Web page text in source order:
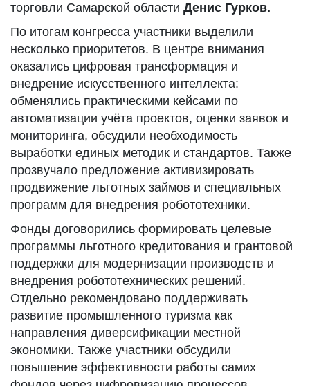
торговли Самарской области Денис Гурков.
По итогам конгресса участники выделили
несколько приоритетов. В центре внимания
оказались цифровая трансформация и
внедрение искусственного интеллекта:
обменялись практическими кейсами по
автоматизации учёта проектов, оценки заявок и
мониторинга, обсудили необходимость
выработки единых методик и стандартов. Также
прозвучало предложение активизировать
продвижение льготных займов и специальных
программ для внедрения робототехники.
Фонды договорились формировать целевые
программы льготного кредитования и грантовой
поддержки для модернизации производств и
внедрения робототехнических решений.
Отдельно рекомендовано поддерживать
развитие промышленного туризма как
направления диверсификации местной
экономики. Также участники обсудили
повышение эффективности работы самих